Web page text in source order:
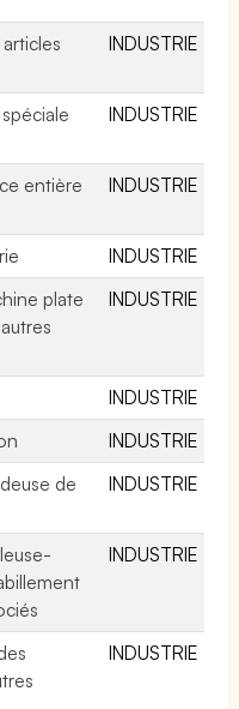
INDUSTRIE
INDUSTRIE
entière
INDUSTRIE
INDUSTRIE
plate
INDUSTRIE
INDUSTRIE
INDUSTRIE
de
INDUSTRIE
INDUSTRIE
INDUSTRIE